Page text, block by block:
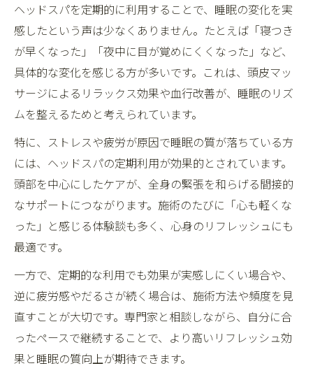
ヘッドスパを定期的に利用することで、睡眠の変化を実
感したという声は少なくありません。たとえば「寝つき
が早くなった」「夜中に目が覚めにくくなった」など、
具体的な変化を感じる方が多いです。これは、頭皮マッ
サージによるリラックス効果や血行改善が、睡眠のリズ
ムを整えるためと考えられています。
特に、ストレスや疲労が原因で睡眠の質が落ちている方
には、ヘッドスパの定期利用が効果的とされています。
頭部を中心にしたケアが、全身の緊張を和らげる間接的
なサポートにつながります。施術のたびに「心も軽くな
った」と感じる体験談も多く、心身のリフレッシュにも
最適です。
一方で、定期的な利用でも効果が実感しにくい場合や、
逆に疲労感やだるさが続く場合は、施術方法や頻度を見
直すことが大切です。専門家と相談しながら、自分に合
ったペースで継続することで、より高いリフレッシュ効
果と睡眠の質向上が期待できます。